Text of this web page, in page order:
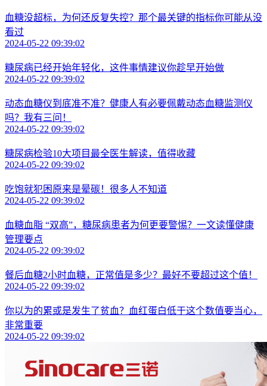
血糖没超标，为何还反复失控？那个最关键的指标你可能从没
看过
2024-05-22 09:39:02
糖尿病已经开始年轻化，这件事情建议你趁早开始做
2024-05-22 09:39:02
动态血糖仪到底准不准？健康人有必要佩戴动态血糖监测仪
吗？我有三问！
2024-05-22 09:39:02
糖尿病检验10大项目最全医生解读，值得收藏
2024-05-22 09:39:02
吃饱就犯困原来是晕碳！很多人不知道
2024-05-22 09:39:02
血糖血脂 “双高”，糖尿病患者为何更要警惕？一文读懂健康
管理要点
2024-05-22 09:39:02
餐后血糖2小时血糖，正常值是多少？最好不要超过这个值！
2024-05-22 09:39:02
你以为的累或是发生了贫血？血红蛋白低于这个数值要当心，
非常重要
2024-05-22 09:39:02